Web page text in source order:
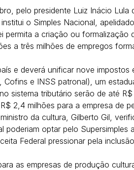
o Simples Nacional,
a criação ou formalização
a três milhões de empregos
e deverá unificar nove impostos
Cofins e INSS patronal), um
sistema tributário serão de até
2,4 milhões para a empresa de
da cultura, Gilberto Gil,
optar pelo Supersimples
Federal pressionar pela
as empresas de produção